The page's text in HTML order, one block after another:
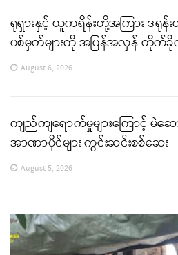
ရုရှားနှင့် ယူကရိန်းတို့အကြား ဒရု
ပစ်မှတ်များကို အပြန်အလှန် တိုက်
August 6, 2026
ကျည်ကျရောက်မှုများကြောင့် မဲ
အာဏာပိုင်များ ကွင်းဆင်းစစ်ဆေး
August 5, 2026